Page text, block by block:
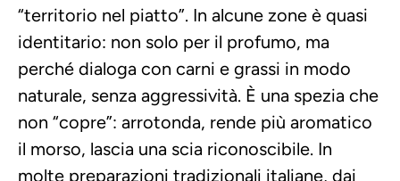
“territorio nel piatto”. In alcune zone è quasi
identitario: non solo per il profumo, ma
perché dialoga con carni e grassi in modo
naturale, senza aggressività. È una spezia che
non “copre”: arrotonda, rende più aromatico
il morso, lascia una scia riconoscibile. In
molte preparazioni tradizionali italiane, dai